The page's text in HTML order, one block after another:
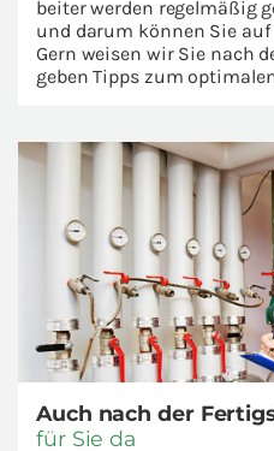
bei­ter wer­den re­gel­mä­ßig
und darum kön­nen Sie
Gern wei­sen wir Sie nach
geben Tipps zum
Auch nach der
für Sie da